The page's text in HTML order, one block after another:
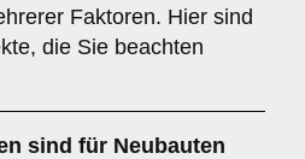
Faktoren. Hier sind
die Sie beachten
sind für Neubauten